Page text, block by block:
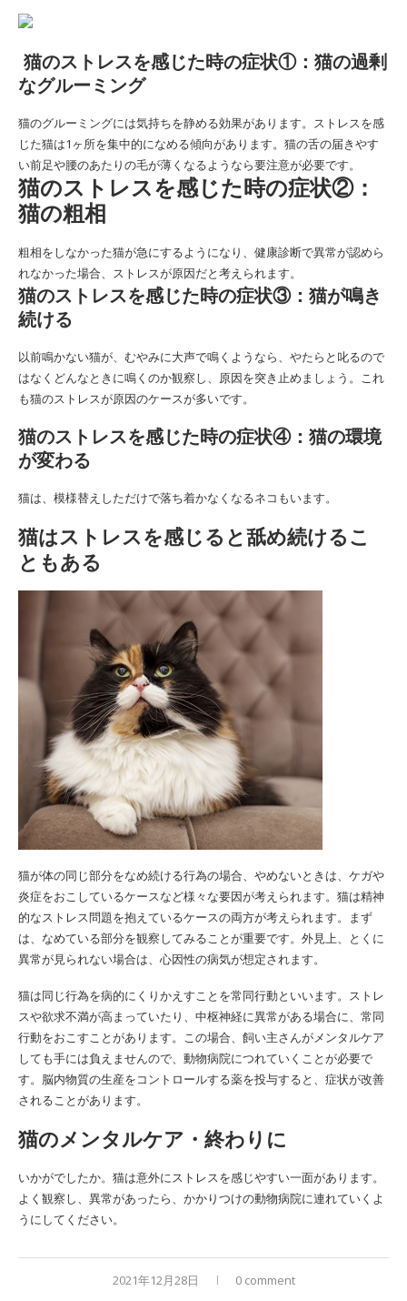
猫のストレスを感じた時の症状①：猫の過剰
なグルーミング
猫のグルーミングには気持ちを静める効果があります。ストレスを感
じた猫は1ヶ所を集中的になめる傾向があります。猫の舌の届きやす
い前足や腰のあたりの毛が薄くなるようなら要注意が必要です。
猫のストレスを感じた時の症状②：
猫の粗相
粗相をしなかった猫が急にするようになり、健康診断で異常が認めら
れなかった場合、ストレスが原因だと考えられます。
猫のストレスを感じた時の症状③：猫が鳴き
続ける
以前鳴かない猫が、むやみに大声で鳴くようなら、やたらと叱るので
はなくどんなときに鳴くのか観察し、原因を突き止めましょう。これ
も猫のストレスが原因のケースが多いです。
猫のストレスを感じた時の症状④：猫の環境
が変わる
猫は、模様替えしただけで落ち着かなくなるネコもいます。
猫はストレスを感じると舐め続けるこ
ともある
猫が体の同じ部分をなめ続ける行為の場合、やめないときは、ケガや
炎症をおこしているケースなど様々な要因が考えられます。猫は精神
的なストレス問題を抱えているケースの両方が考えられます。まず
は、なめている部分を観察してみることが重要です。外見上、とくに
異常が見られない場合は、心因性の病気が想定されます。
猫は同じ行為を病的にくりかえすことを常同行動といいます。ストレ
スや欲求不満が高まっていたり、中枢神経に異常がある場合に、常同
行動をおこすことがあります。この場合、飼い主さんがメンタルケア
しても手には負えませんので、動物病院につれていくことが必要で
す。脳内物質の生産をコントロールする薬を投与すると、症状が改善
されることがあります。
猫のメンタルケア・終わりに
いかがでしたか。猫は意外にストレスを感じやすい一面があります。
よく観察し、異常があったら、かかりつけの動物病院に連れていくよ
うにしてください。
2021年12月28日 0 comment